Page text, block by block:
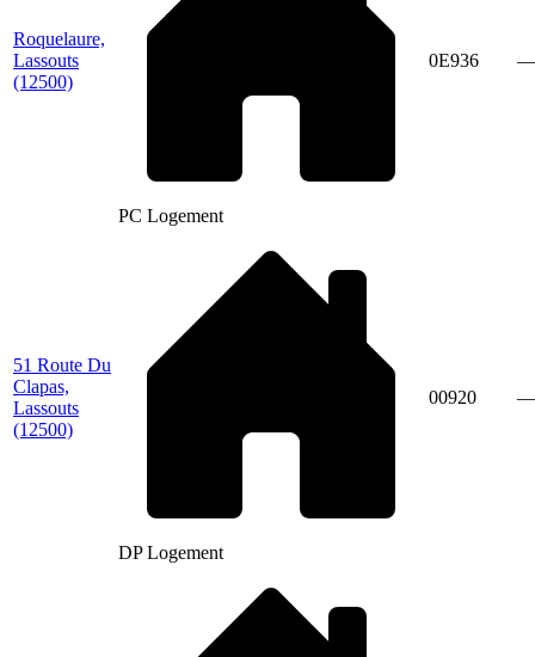
Roquelaure,
Lassouts
(12500)
PC Logement
0E936 —
51 Route Du
Clapas,
Lassouts
(12500)
DP Logement
00920 —